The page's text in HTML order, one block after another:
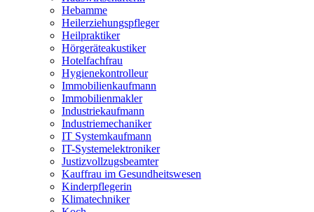
Hebamme
Heilerziehungspfleger
Heilpraktiker
Hörgeräteakustiker
Hotelfachfrau
Hygienekontrolleur
Immobilienkaufmann
Immobilienmakler
Industriekaufmann
Industriemechaniker
IT Systemkaufmann
IT-Systemelektroniker
Justizvollzugsbeamter
Kauffrau im Gesundheitswesen
Kinderpflegerin
Klimatechniker